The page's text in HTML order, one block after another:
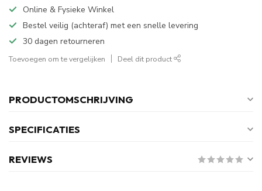
Online & Fysieke Winkel
Bestel veilig (achteraf) met een snelle levering
30 dagen retourneren
Toevoegen om te vergelijken Deel dit product
PRODUCTOMSCHRIJVING
SPECIFICATIES
REVIEWS